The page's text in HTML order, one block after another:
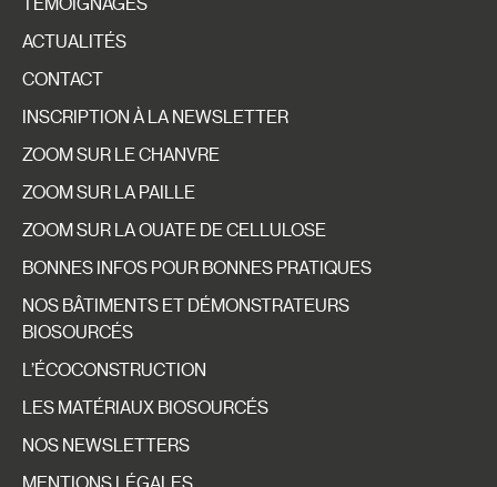
TÉMOIGNAGES
ACTUALITÉS
CONTACT
INSCRIPTION À LA NEWSLETTER
ZOOM SUR LE CHANVRE
ZOOM SUR LA PAILLE
ZOOM SUR LA OUATE DE CELLULOSE
BONNES INFOS POUR BONNES PRATIQUES
NOS BÂTIMENTS ET DÉMONSTRATEURS
BIOSOURCÉS
L’ÉCOCONSTRUCTION
LES MATÉRIAUX BIOSOURCÉS
NOS NEWSLETTERS